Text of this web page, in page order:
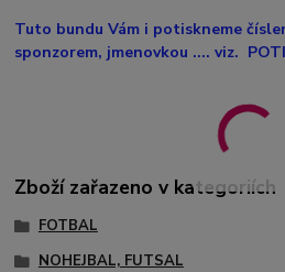
Tuto bundu Vám i potiskneme
sponzorem, jmenovkou .... viz.
Zboží zařazeno v kategoriích
FOTBAL
NOHEJBAL, FUTSAL